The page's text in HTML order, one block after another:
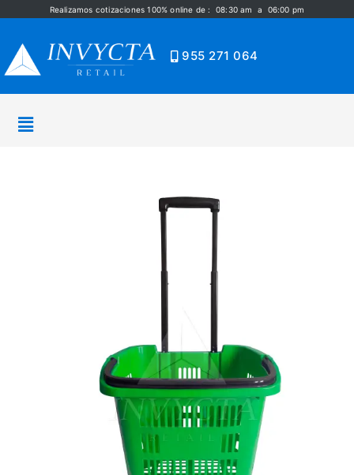
Realizamos cotizaciones 100% online de : 08:30 am a 06:00 pm
955 271 064